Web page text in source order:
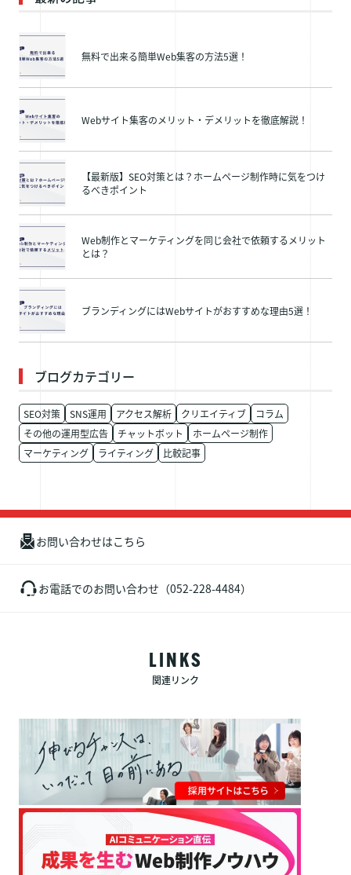
無料で出来る簡単Web集客の方法5選！
Webサイト集客のメリット・デメリットを徹底解説！
【最新版】SEO対策とは？ホームページ制作時に気をつけ
るべきポイント
Web制作とマーケティングを同じ会社で依頼するメリット
とは？
ブランディングにはWebサイトがおすすめな理由5選！
ブログカテゴリー
SEO対策 SNS運用 アクセス解析 クリエイティブ
コラム
その他の運用型広告
チャットボット
ホームページ制作
マーケティング
ライティング 比較記事
お問い合わせはこちら
お電話でのお問い合わせ（052-228-4484）
LINKS
関連リンク